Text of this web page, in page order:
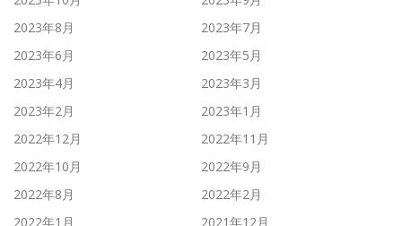
2023年8月
2023年7月
2023年6月
2023年5月
2023年4月
2023年3月
2023年2月
2023年1月
2022年12月
2022年11月
2022年10月
2022年9月
2022年8月
2022年2月
2022年1月
2021年12月